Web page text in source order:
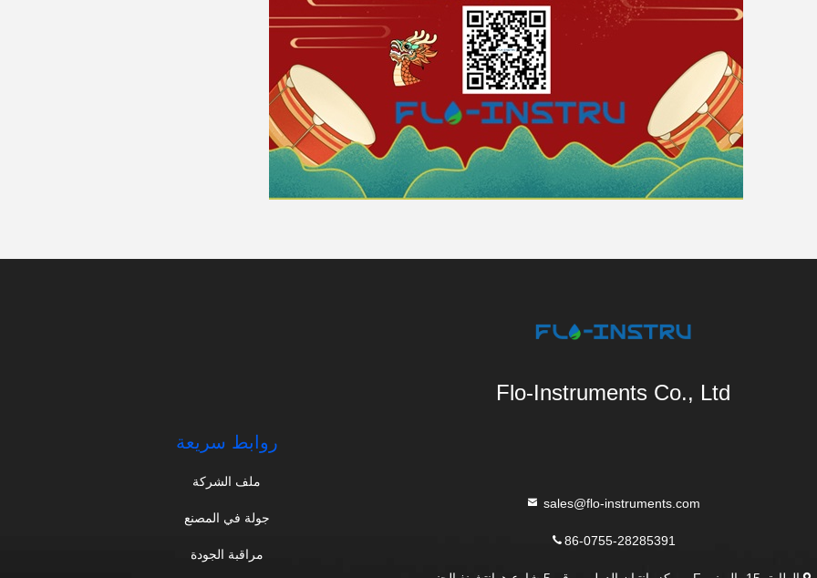
Flo-Instruments Co., Ltd
sales@flo-instruments.com
86-0755-28285391
روابط سريعة
ملف الشركة
جولة في المصنع
مراقبة الجودة